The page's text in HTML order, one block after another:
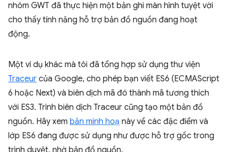
nhóm GWT đã thực hiện một bản ghi màn hình tuyệt vời
cho thấy tính năng hỗ trợ bản đồ nguồn đang hoạt
động.
Một ví dụ khác mà tôi đã tổng hợp sử dụng thư viện
Traceur của Google, cho phép bạn viết ES6 (ECMAScript
6 hoặc Next) và biên dịch mã đó thành mã tương thích
với ES3. Trình biên dịch Traceur cũng tạo một bản đồ
nguồn. Hãy xem bản minh hoạ này về các đặc điểm và
lớp ES6 đang được sử dụng như được hỗ trợ gốc trong